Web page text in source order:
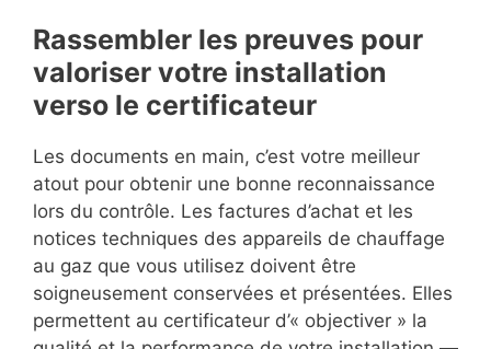
Rassembler les preuves pour
valoriser votre installation
verso le certificateur
Les documents en main, c’est votre meilleur
atout pour obtenir une bonne reconnaissance
lors du contrôle. Les factures d’achat et les
notices techniques des appareils de chauffage
au gaz que vous utilisez doivent être
soigneusement conservées et présentées. Elles
permettent au certificateur d’« objectiver » la